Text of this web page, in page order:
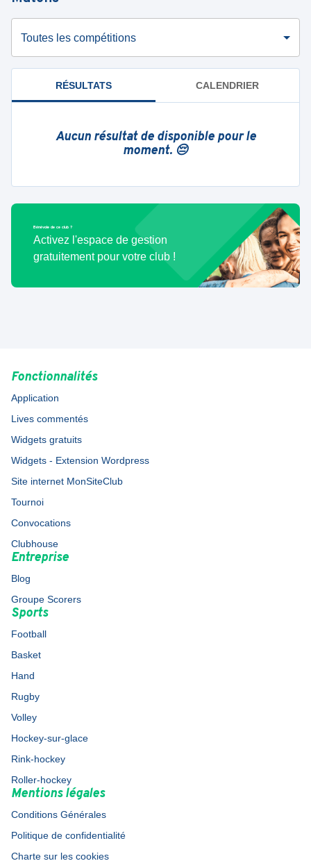
Toutes les compétitions
RÉSULTATS CALENDRIER
Aucun résultat de disponible pour le
moment. 😔
Bénévole de ce club ?
Activez l'espace de gestion
gratuitement pour votre club !
Fonctionnalités
Application
Lives commentés
Widgets gratuits
Widgets - Extension Wordpress
Site internet MonSiteClub
Tournoi
Convocations
Clubhouse
Entreprise
Blog
Groupe Scorers
Sports
Football
Basket
Hand
Rugby
Volley
Hockey-sur-glace
Rink-hockey
Roller-hockey
Mentions légales
Conditions Générales
Politique de confidentialité
Charte sur les cookies